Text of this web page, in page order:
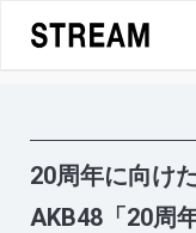
content
20周年に向け
AKB48「20周